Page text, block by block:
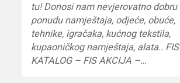
tu! Donosi nam nevjerovatno dobru
ponudu namještaja, odjeće, obuće,
tehnike, igračaka, kućnog tekstila,
kupaoničkog namještaja, alata.. FIS
KATALOG – FIS AKCIJA –…